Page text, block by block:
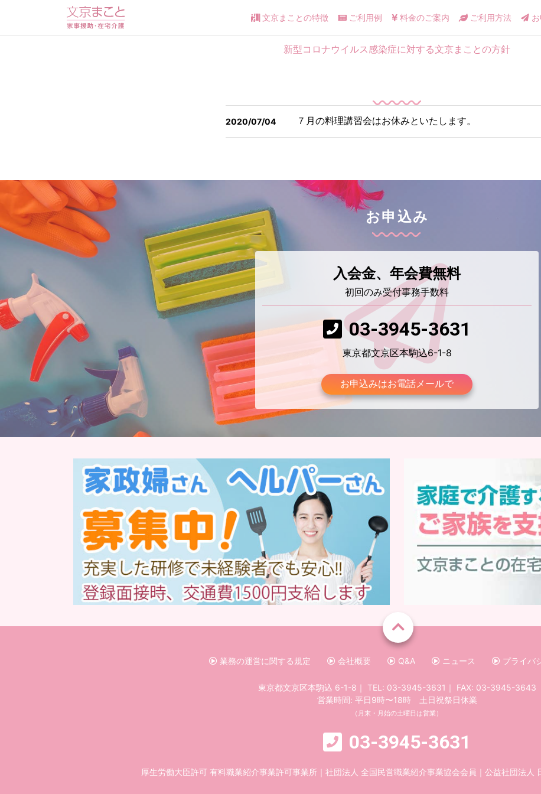
文京まことの特徴 ご利用例 料金のご案内 ご利用方法
新型コロナウイルス感染症に対する文京まことの方針
７月の料理講習会はお休みといたします。
2020/07/04
お申込み
入会金、年会費無料
初回のみ受付事務手数料
03-3945-3631
東京都文京区本駒込6-1-8
お申込みはお電話メールで
業務の運営に関する規定 会社概要 Q&A ニュース プライバ
東京都文京区本駒込 6-1-8 ｜ TEL: 03-3945-3631 ｜
FAX: 03-3945-3643
営業時間: 平日9時〜18時 土日祝祭日休業
（月末・月始の土曜日は営業）
03-3945-3631
厚生労働大臣許可 有料職業紹介事業許可事業所 ｜ 社団法人 全国民営職業紹介事業協会会員 ｜ 公益社団法人